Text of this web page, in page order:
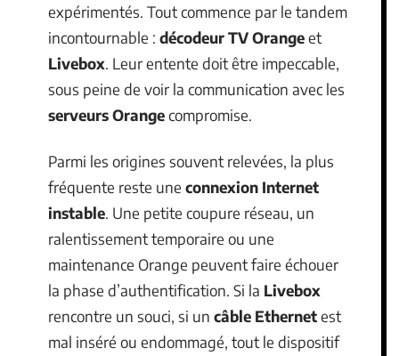
expérimentés. Tout commence par le tandem
incontournable : décodeur TV Orangeet
Livebox. Leur entente doit être impeccable,
sous peine de voir la communication avec les
serveurs Orangecompromise.
Parmi les origines souvent relevées, la plus
fréquente reste une connexion Internet
instable. Une petite coupure réseau, un
ralentissement temporaire ou une
maintenance Orange peuvent faire échouer
la phase d’authentification. Si la Livebox
rencontre un souci, si un câble Ethernetest
mal inséré ou endommagé, tout le dispositif